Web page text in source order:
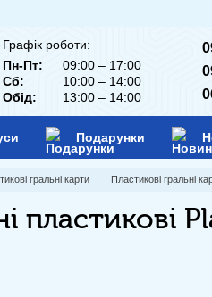
Графік роботи:
Пн-Пт:
09:00 – 17:00
Сб:
10:00 – 14:00
Обід:
13:00 – 14:00
Подарунки
гральні карти Пластикові гральні
пластикові